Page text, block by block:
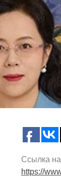
Ссылка
https://